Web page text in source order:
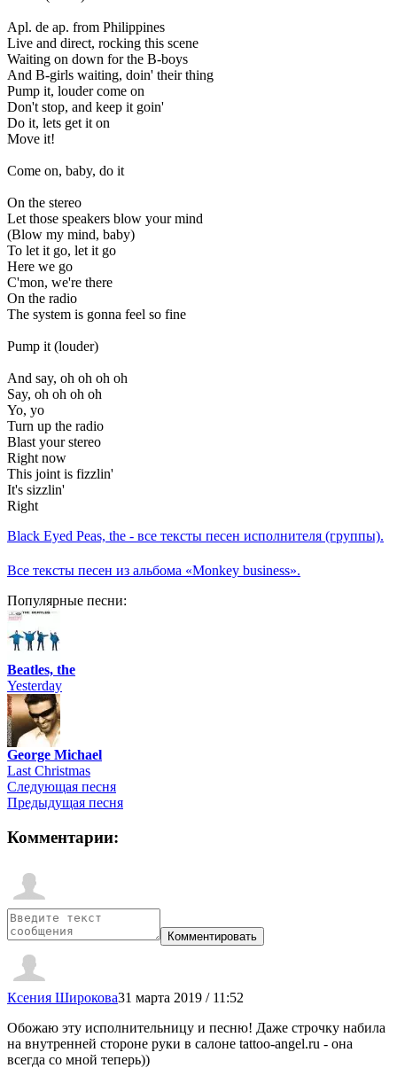
Apl. de ap. from Philippines
Live and direct, rocking this scene
Waiting on down for the B-boys
And B-girls waiting, doin' their thing
Pump it, louder come on
Don't stop, and keep it goin'
Do it, lets get it on
Move it!
Come on, baby, do it
On the stereo
Let those speakers blow your mind
(Blow my mind, baby)
To let it go, let it go
Here we go
С'mon, we're there
On the radio
The system is gonna feel so fine
Pump it (louder)
And say, oh oh oh oh
Say, oh oh oh oh
Yo, yo
Turn up the radio
Blast your stereo
Right now
This joint is fizzlin'
It's sizzlin'
Right
Black Eyed Peas, the - все тексты песен исполнителя (группы).
Все тексты песен из альбома «Monkey business».
Популярные песни:
Beatles, the
Yesterday
George Michael
Last Christmas
Следующая песня
Предыдущая песня
Комментарии:
Ксения Широкова31 марта 2019 / 11:52
Обожаю эту исполнительницу и песню! Даже строчку набила
на внутренней стороне руки в салоне tattoo-angel.ru - она
всегда со мной теперь))